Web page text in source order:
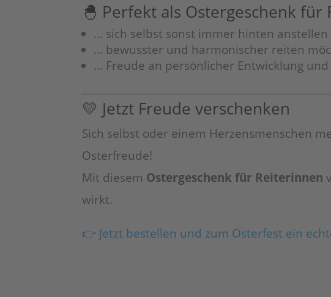
🐣 Perfekt als Ostergeschenk
… sich selbst sonst immer hinten anstellen
… bewusster und harmonischer reiten
… Freude an persönlicher Entwicklung
💛 Jetzt Freude verschenken
Sich selbst oder einem Herzensmenschen
Osterfreude!
Mit diesem Ostergeschenk für Reiterinnen
wirkt.
👉 Jetzt bestellen und zum Osterfest ein